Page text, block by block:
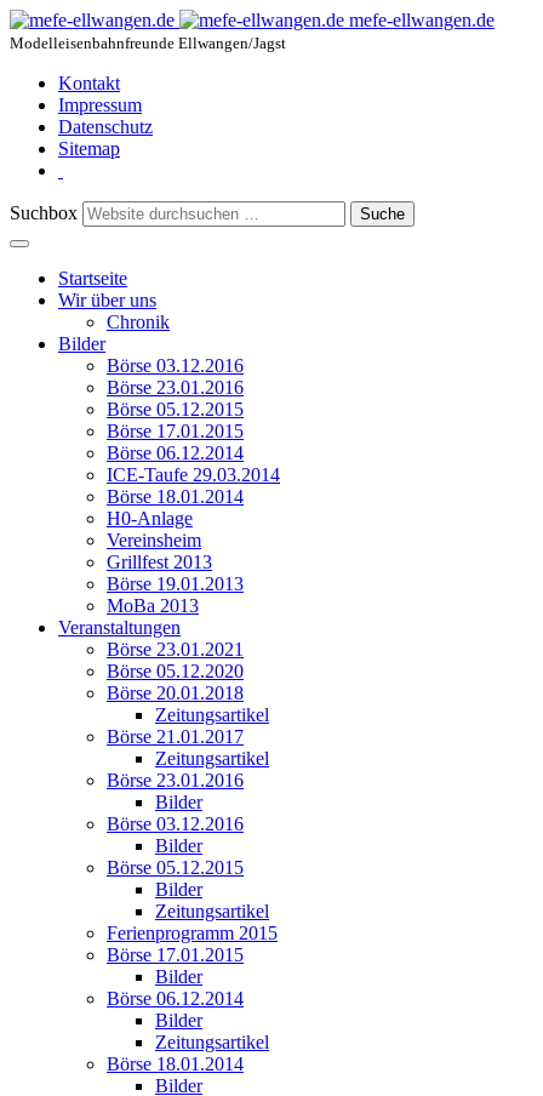
mefe-ellwangen.de
Modelleisenbahnfreunde Ellwangen/Jagst
Kontakt
Impressum
Datenschutz
Sitemap
Suchbox Suche
Startseite
Wir über uns
Chronik
Bilder
Börse 03.12.2016
Börse 23.01.2016
Börse 05.12.2015
Börse 17.01.2015
Börse 06.12.2014
ICE-Taufe 29.03.2014
Börse 18.01.2014
H0-Anlage
Vereinsheim
Grillfest 2013
Börse 19.01.2013
MoBa 2013
Veranstaltungen
Börse 23.01.2021
Börse 05.12.2020
Börse 20.01.2018
Zeitungsartikel
Börse 21.01.2017
Zeitungsartikel
Börse 23.01.2016
Bilder
Börse 03.12.2016
Bilder
Börse 05.12.2015
Bilder
Zeitungsartikel
Ferienprogramm 2015
Börse 17.01.2015
Bilder
Börse 06.12.2014
Bilder
Zeitungsartikel
Börse 18.01.2014
Bilder